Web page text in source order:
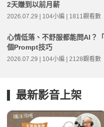
2天賺到以前月薪
2026.07.29 | 104小編 | 1811觀看數
心情低落、不舒服都能問AI？
個Prompt技巧
2026.07.29 | 104小編 | 2128觀看數
最新影音上架